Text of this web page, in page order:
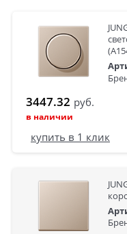
3447.32 руб.
в наличии
купить в 1 клик